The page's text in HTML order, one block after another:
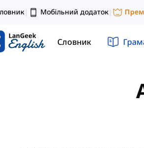
| Мобільний додаток|
Словник